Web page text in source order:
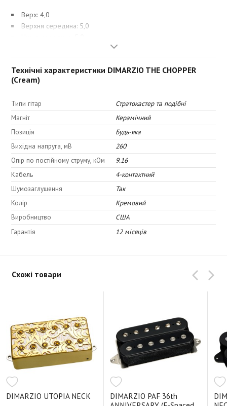
Верх: 4,0
Верхня середина: 5,0
Технічні характеристики DIMARZIO THE CHOPPER
(Cream)
Типи гітар
Стратокастер та подібні
Магніт
Керамічний
Позиція
Будь-яка
Вихідна напруга, мВ
260
Опір по постійному струму, кОм
9.16
Кабель
4-контактний
Шумозаглушення
Так
Колір
Кремовий
Виробництво
США
Гарантія
12 місяців
Схожі товари
DIMARZIO UTOPIA NECK
DIMARZIO PAF 36th